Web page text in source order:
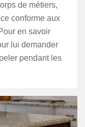
de métiers,
conforme aux
en savoir
lui demander
pendant les